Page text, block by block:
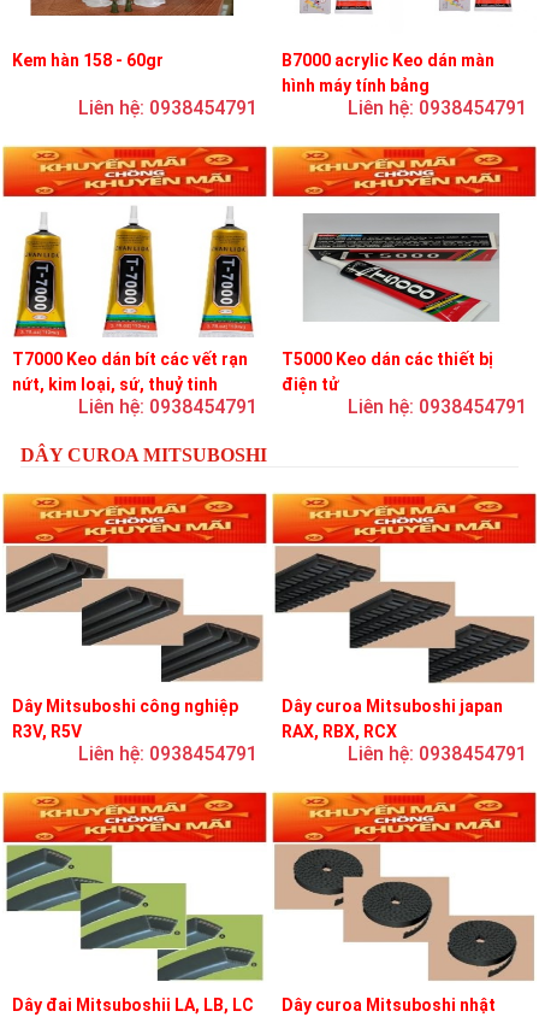
Kem hàn 158 - 60gr
Liên hệ: 0938454791
B7000 acrylic Keo dán màn
hình máy tính bảng
Liên hệ: 0938454791
T7000 Keo dán bít các vết rạn
nứt, kim loại, sứ, thuỷ tinh
Liên hệ: 0938454791
T5000 Keo dán các thiết bị
điện tử
Liên hệ: 0938454791
DÂY CUROA MITSUBOSHI
Dây Mitsuboshi công nghiệp
R3V, R5V
Liên hệ: 0938454791
Dây curoa Mitsuboshi japan
RAX, RBX, RCX
Liên hệ: 0938454791
Dây đai Mitsuboshii LA, LB, LC
Dây curoa Mitsuboshi nhật